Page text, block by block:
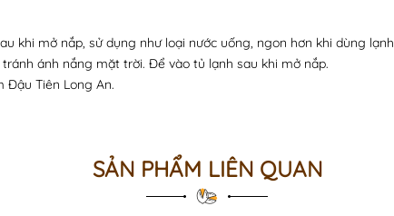
khi mở nắp, sử dụng như loại nước uống, ngon hơn khi dùng lạnh
ánh nắng mặt trời. Để vào tủ lạnh sau khi mở nắp.
Đậu Tiên Long An.
SẢN PHẨM LIÊN QUAN